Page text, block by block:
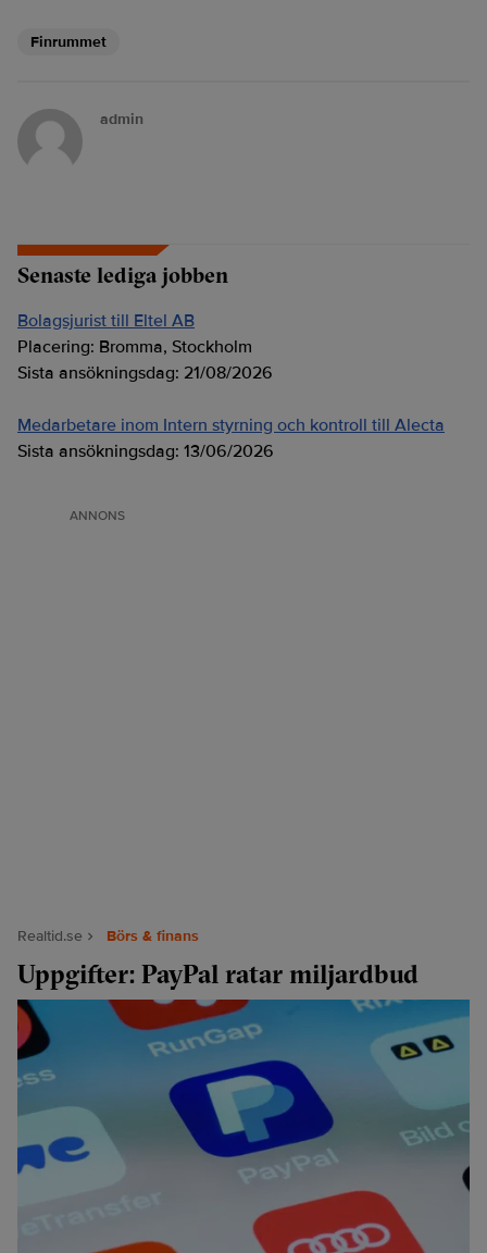
Finrummet
admin
Senaste lediga jobben
Bolagsjurist till Eltel AB
Placering: Bromma, Stockholm
Sista ansökningsdag: 21/08/2026
Medarbetare inom Intern styrning och kontroll till Alecta
Sista ansökningsdag: 13/06/2026
ANNONS
Realtid.se Börs & finans
Uppgifter: PayPal ratar miljardbud